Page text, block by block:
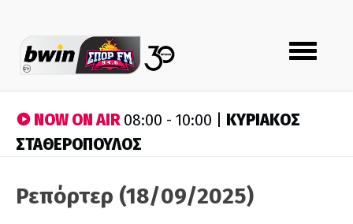
Toggle
navigation
NOW ON AIR08:00 - 10:00 | ΚΥΡΙΑΚΟΣ
ΣΤΑΘΕΡΟΠΟΥΛΟΣ
Ρεπόρτερ (18/09/2025)